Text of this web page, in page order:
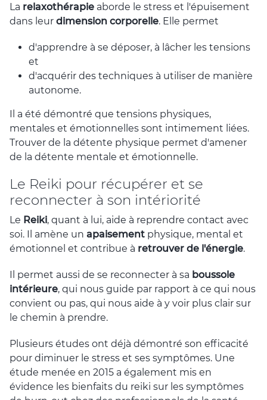
La relaxothérapie aborde le stress et l'épuisement
dans leur dimension corporelle. Elle permet
d'apprendre à se déposer, à lâcher les tensions
et
d'acquérir des techniques à utiliser de manière
autonome.
Il a été démontré que tensions physiques,
mentales et émotionnelles sont intimement liées.
Trouver de la détente physique permet d'amener
de la détente mentale et émotionnelle.
Le Reiki pour récupérer et se
reconnecter à son intériorité
Le Reiki, quant à lui, aide à reprendre contact avec
soi. Il amène un apaisement physique, mental et
émotionnel et contribue à retrouver de l'énergie.
Il permet aussi de se reconnecter à sa boussole
intérieure, qui nous guide par rapport à ce qui nous
convient ou pas, qui nous aide à y voir plus clair sur
le chemin à prendre.
Plusieurs études ont déjà démontré son efficacité
pour diminuer le stress et ses symptômes. Une
étude menée en 2015 a également mis en
évidence les bienfaits du reiki sur les symptômes